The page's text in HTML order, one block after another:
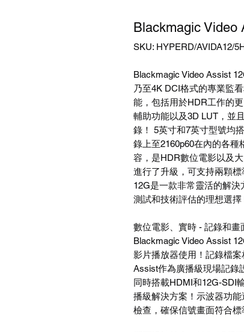
Blackmagic Video
SKU: HYPERD/AVIDA12/
Blackmagic Video Assist
乃至4K DCI格式的專業監
能，包括用於HDR工作的
輔助功能以及3D LUT，並
錄！ 5英寸和7英寸型號均
錄上至2160p60在內的各
容，是HDR數位電影以及
進行了升級，可支持兩顆
12G是一款非常靈活的解
測試和技術評估的理想選擇
數位電影、實時 - 記錄和畫
Blackmagic Video Assist
影片播放器使用！記錄檔
Assist作為廣播級現場記錄
同時搭載HDMI和12G-SDI
播級解決方案！示波器功
檢查，確保信號畫面符合標